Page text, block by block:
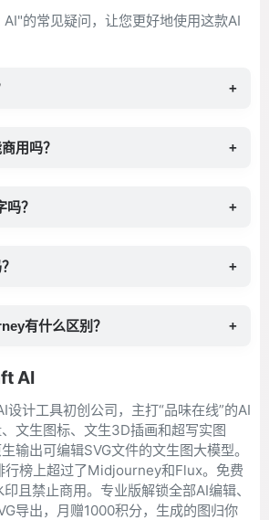
的常见疑问，让您更好地使用这款AI
+
用吗？ +
？ +
+
有什么区别？ +
AI
计工具初创公司，主打“品味在线”的AI
文生图标、文生3D插画和超写实图
输出可编辑SVG文件的文生图大模型。
行榜上超过了Midjourney和Flux。免费
且禁止商用。专业版解锁全部AI编辑、
导出，月赠1000积分，生成的图归你